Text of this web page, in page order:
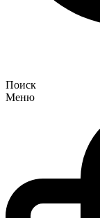
Поиск
Меню